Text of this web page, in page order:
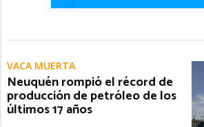
VACA MUERTA
Neuquén rompió el récord de
producción de petróleo de los
últimos 17 años